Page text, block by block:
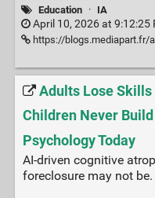
Education · IA
April 10, 2026 at 9:12:25
https://blogs.mediapart.fr/amelie-hart/
Adults Lose Skills
Children Never Build
Psychology Today
AI-driven cognitive
foreclosure may not be.